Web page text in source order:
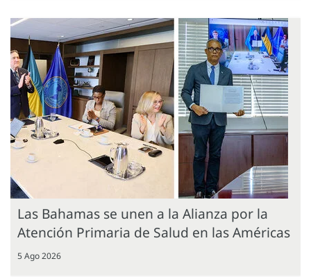
Las Bahamas se unen a la Alianza por la
Atención Primaria de Salud en las Américas
5 Ago 2026